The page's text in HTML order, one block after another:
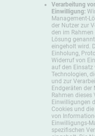
Verarbeitung
Einwilligung:
Management-
der Nutzer zur
den im
Lösung
eingeholt wird.
Einholung,
Widerruf von
auf den Einsatz
Technologien,
und zur
Endgeräten der
Rahmen dieses
Einwilligungen
Cookies und
von
Einwilligungs-
spezifischen